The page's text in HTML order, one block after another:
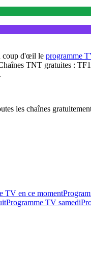
coup d'œil le programme
TNT gratuites :
les chaînes
TV en ce moment
Programme TV samedi